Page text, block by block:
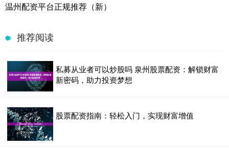
温州配资平台正规推荐（新）
推荐阅读
私募从业者可以炒股吗 泉州股票配资：解锁财富
新密码，助力投资梦想
股票配资指南：轻松入门，实现财富增值